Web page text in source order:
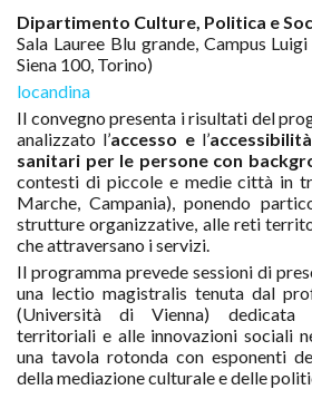
Dipartimento Culture, Politica e
Sala Lauree Blu grande, Campus
Siena 100, Torino)
locandina
Il convegno presenta i risultati del
analizzato l’accesso el’
sanitari per le persone con
contesti di piccole e medie città in
Marche, Campania), ponendo
strutture organizzative, alle reti
che attraversano i servizi.
Il programma prevede sessioni di
una lectio magistralis tenuta dal
(Università di Vienna) dedicata
territoriali e alle innovazioni sociali
una tavola rotonda con esponenti
della mediazione culturale e delle